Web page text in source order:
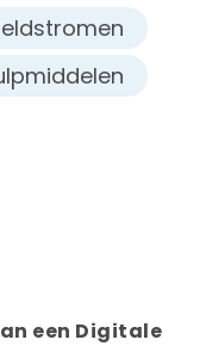
een Digitale